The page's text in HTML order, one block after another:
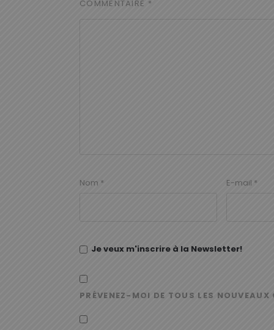
COMMENTAIRE *
Nom * E-mail *
Je veux m'inscrire à la Newsletter!
PRÉVENEZ-MOI DE TOUS LES